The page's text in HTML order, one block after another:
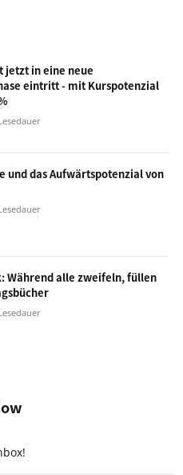
jetzt in eine neue
eintritt - mit Kurspotenzial
und das Aufwärtspotenzial von
Während alle zweifeln, füllen